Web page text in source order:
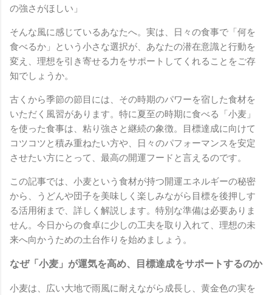
の強さがほしい」
そんな風に感じているあなたへ。実は、日々の食事で「何を
食べるか」という小さな選択が、あなたの潜在意識と行動を
変え、理想を引き寄せる力をサポートしてくれることをご存
知でしょうか。
古くから季節の節目には、その時期のパワーを宿した食材を
いただく風習があります。特に夏至の時期に食べる「小麦」
を使った食事は、粘り強さと継続の象徴。目標達成に向けて
コツコツと積み重ねたい方や、日々のパフォーマンスを安定
させたい方にとって、最高の開運フードと言えるのです。
この記事では、小麦という食材が持つ開運エネルギーの秘密
から、うどんや団子を美味しく楽しみながら目標を後押しす
る活用術まで、詳しく解説します。特別な準備は必要ありま
せん。今日からの食卓に少しの工夫を取り入れて、理想の未
来へ向かうための土台作りを始めましょう。
なぜ「小麦」が運気を高め、目標達成をサポートするのか
小麦は、広い大地で雨風に耐えながら成長し、黄金色の実を